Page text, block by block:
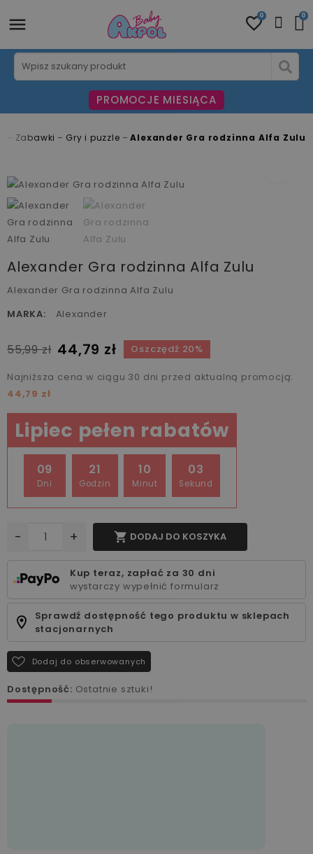
0 0
PROMOCJE MIESIĄCA
Zabawki Gry i puzzle Alexander Gra rodzinna Alfa Zulu
Alexander Gra rodzinna Alfa Zulu
Alexander Gra rodzinna Alfa Zulu
MARKA:
Alexander
55,99 zł 44,79 zł Oszczędź 20%
Najniższa cena w ciągu 30 dni przed aktualną promocją:
44,79 zł
Lipiec pełen rabatów
09
Dni
21
Godzin
10
Minut
03
Sekund
- +  DODAJ DO KOSZYKA
Kup teraz, zapłać za 30 dni
wystarczy wypełnić formularz
Sprawdź dostępność tego produktu w sklepach
stacjonarnych
Dodaj do obserwowanych
Dostępność: Ostatnie sztuki!